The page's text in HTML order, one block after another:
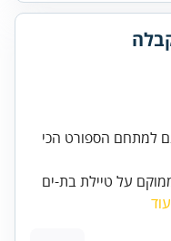
למתחם הספורט הכי